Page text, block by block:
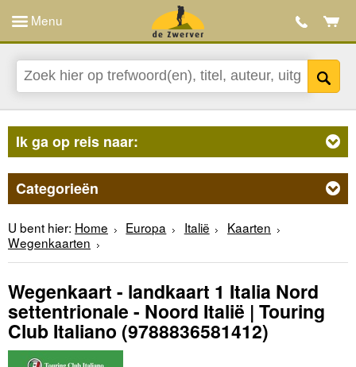
Menu
Ik ga op reis naar:
Categorieën
U bent hier: Home Europa Italië
Kaarten
Wegenkaarten
Wegenkaart - landkaart 1 Italia Nord
settentrionale - Noord Italië | Touring
Club Italiano (9788836581412)